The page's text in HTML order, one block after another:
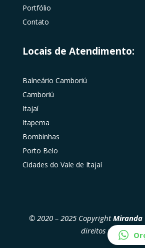
Portfólio
Contato
Locais de Atendimento:
Balneário Camboriú
Camboriú
Itajaí
Itapema
Bombinhas
Porto Belo
Cidades do Vale de Itajaí
© 2020 – 2025 CopyrightMiranda
direitos reservados